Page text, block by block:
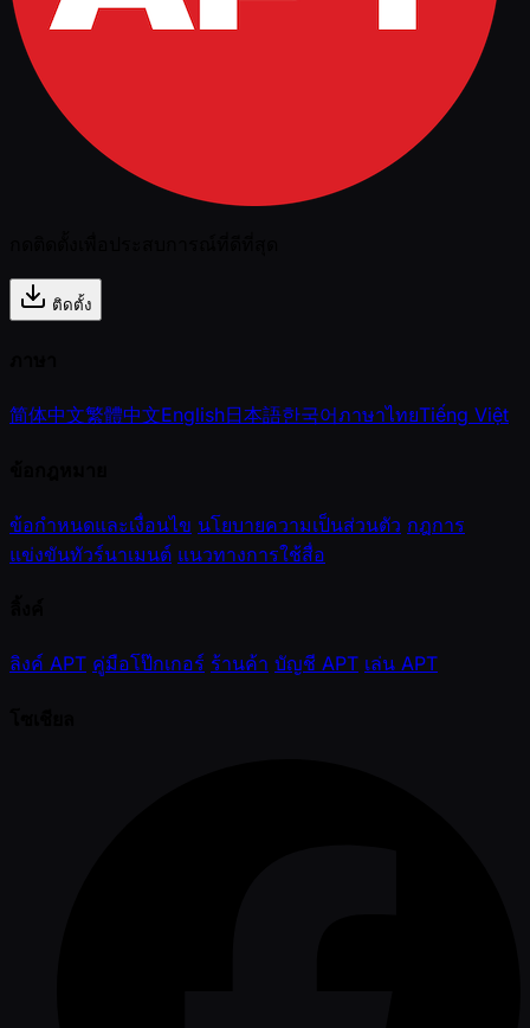
ติดตั้ง
简体中文繁體中文English日本語한국어ภาษาไทยTiếng Việt
ข้อกำหนดและเงื่อนไข นโยบายความเป็นส่วนตัว กฎการ
แข่งขันทัวร์นาเมนต์ แนวทางการใช้สื่อ
ลิงค์ APT คู่มือโป๊กเกอร์ ร้านค้า บัญชี APT เล่น APT